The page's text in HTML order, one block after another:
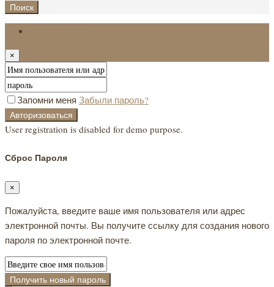
Поиск
×
Запомни меня Забыли пароль?
Авторизоваться
User registration is disabled for demo purpose.
Сброс Пароля
×
Пожалуйста, введите ваше имя пользователя или адрес
электронной почты. Вы получите ссылку для создания нового
пароля по электронной почте.
Получить новый пароль